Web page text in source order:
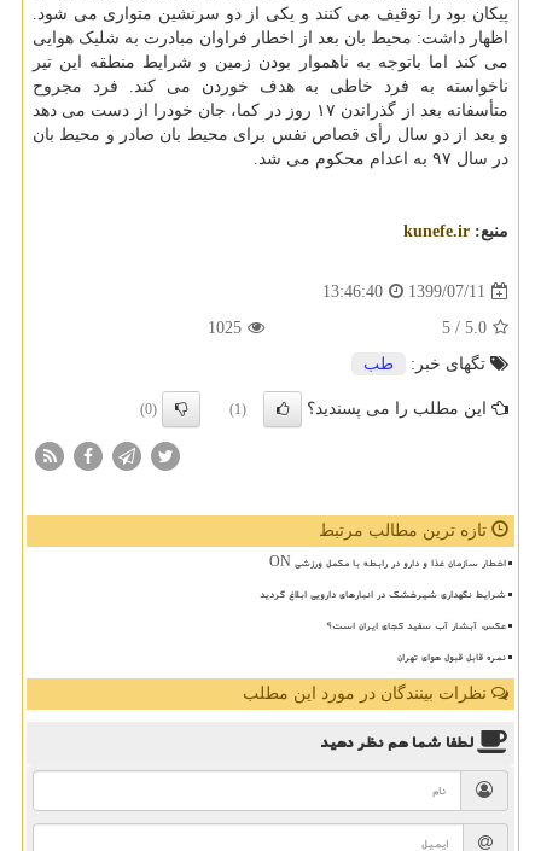
پیکان بود را توقیف می کنند و یکی از دو سرنشین متواری می شود.
اظهار داشت: محیط بان بعد از اخطار فراوان مبادرت به شلیک هوایی
می کند اما باتوجه به ناهموار بودن زمین و شرایط منطقه این تیر
ناخواسته به فرد خاطی به هدف خوردن می کند. فرد مجروح
متأسفانه بعد از گذراندن ۱۷ روز در کما، جان خودرا از دست می دهد
و بعد از دو سال رأی قصاص نفس برای محیط بان صادر و محیط بان
در سال ۹۷ به اعدام محکوم می شد.
منبع: kunefe.ir
1399/07/11
13:46:40
5.0
/ 5
1025
تگهای خبر:
طب
این مطلب را می پسندید؟ (1)
(0)
تازه ترین مطالب مرتبط
اخطار سازمان غذا و دارو در رابطه با مکمل ورزشی ON
شرایط نگهداری شیرخشک در انبارهای دارویی ابلاغ گردید
عکس، آبشار آب سفید کجای ایران است؟
نمره قابل قبول هوای تهران
نظرات بینندگان در مورد این مطلب
لطفا شما همنظر دهید